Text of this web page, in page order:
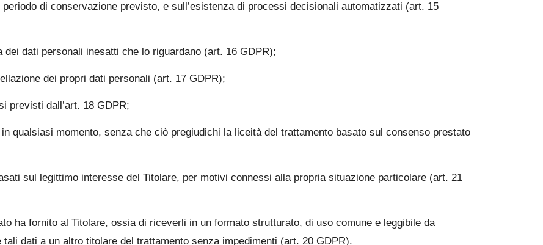
di conservazione previsto, e sull’esistenza di processi decisionali automatizzati (art. 15
dati personali inesatti che lo riguardano (art. 16 GDPR);
dei propri dati personali (art. 17 GDPR);
previsti dall’art. 18 GDPR;
qualsiasi momento, senza che ciò pregiudichi la liceità del trattamento basato sul consenso prestato
sul legittimo interesse del Titolare, per motivi connessi alla propria situazione particolare (art. 21
ha fornito al Titolare, ossia di riceverli in un formato strutturato, di uso comune e leggibile da
dati a un altro titolare del trattamento senza impedimenti (art. 20 GDPR).